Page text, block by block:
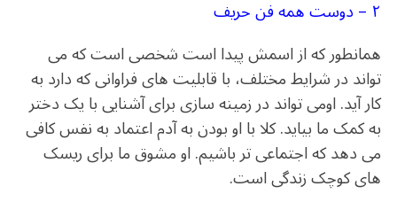
۲ – دوست همه فن حریف
همانطور که از اسمش پیدا است شخصی است که می
تواند در شرایط مختلف، با قابلیت های فراوانی که دارد به
کار آید. اومی تواند در زمینه سازی برای آشنایی با یک دختر
به کمک ما بیاید. کلا با او بودن به آدم اعتماد به نفس کافی
می دهد که اجتماعی تر باشیم. او مشوق ما برای ریسک
های کوچک زندگی است.